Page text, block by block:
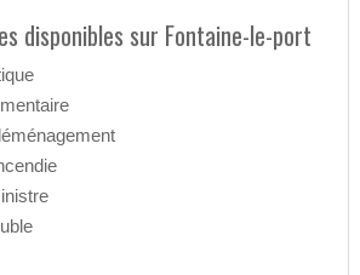
disponibles sur Fontaine-le-port